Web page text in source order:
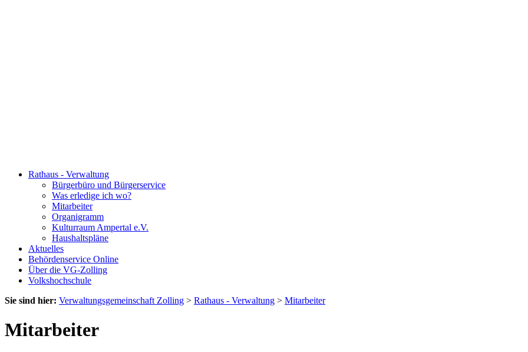
Rathaus - Verwaltung
Bürgerbüro und Bürgerservice
Was erledige ich wo?
Mitarbeiter
Organigramm
Kulturraum Ampertal e.V.
Haushaltspläne
Aktuelles
Behördenservice Online
Über die VG-Zolling
Volkshochschule
Sie sind hier: Verwaltungsgemeinschaft Zolling > Rathaus - Verwaltung > Mitarbeiter
Mitarbeiter